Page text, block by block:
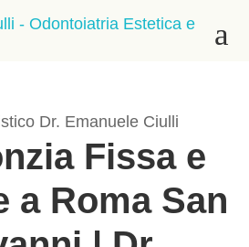
a
Dr. Emanuele Ciulli
Fissa e
a Roma San